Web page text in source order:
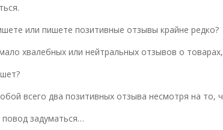
или пишете позитивные отзывы крайне редко?
хвалебных или нейтральных отзывов о товарах,
всего два позитивных отзыва несмотря на то,
повод задуматься…